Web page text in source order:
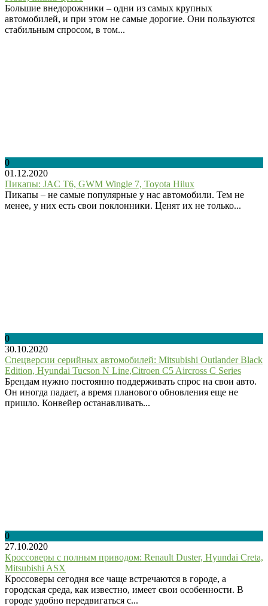
Большие внедорожники – одни из самых крупных
автомобилей, и при этом не самые дорогие. Они пользуются
стабильным спросом, в том...
0
01.12.2020
Пикапы: JAC T6, GWM Wingle 7, Toyota Hilux
Пикапы – не самые популярные у нас автомобили. Тем не
менее, у них есть свои поклонники. Ценят их не только...
0
30.10.2020
Спецверсии серийных автомобилей: Mitsubishi Outlander Black
Edition, Hyundai Tucson N Line,Citroen C5 Aircross C Series
Брендам нужно постоянно поддерживать спрос на свои авто.
Он иногда падает, а время планового обновления еще не
пришло. Конвейер останавливать...
0
27.10.2020
Кроссоверы с полным приводом: Renault Duster, Hyundai Creta,
Mitsubishi ASX
Кроссоверы сегодня все чаще встречаются в городе, а
городская среда, как известно, имеет свои особенности. В
городе удобно передвигаться с...